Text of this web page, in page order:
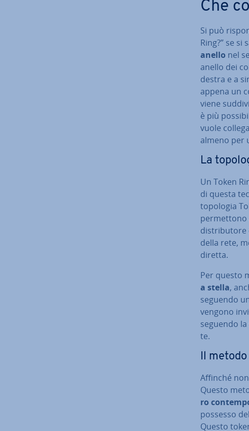
Che
Si può
Ring?” se si
anello nel
anello dei
destra e a
appena un
viene
è più
vuole
almeno per
La
Un Token
di questa
topologia
per­met­to­no
di­stri­bu­to­re
della rete,
diretta.
Per questo
a stella,
seguendo
vengono
seguendo
te.
Il metodo
Affinché
Questo
ro
possesso
Questo